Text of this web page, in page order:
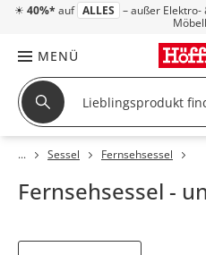
☀ 40%* auf ALLES – außer
MENÜ
Sessel Fernsehsessel
Fernsehsessel -